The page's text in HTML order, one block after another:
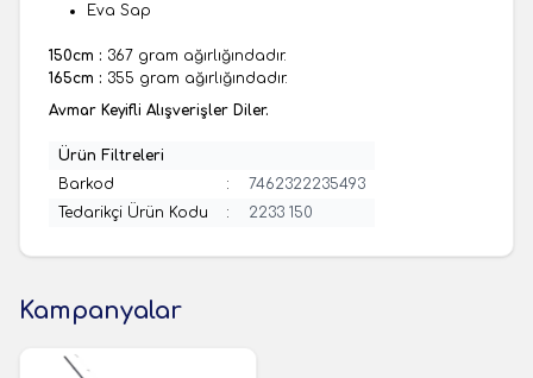
Eva Sap
150cm : 367 gram ağırlığındadır.
165cm : 355 gram ağırlığındadır.
Avmar Keyifli Alışverişler Diler.
Ürün Filtreleri
Barkod
:
7462322235493
Tedarikçi Ürün Kodu
: 2233 150
Kampanyalar